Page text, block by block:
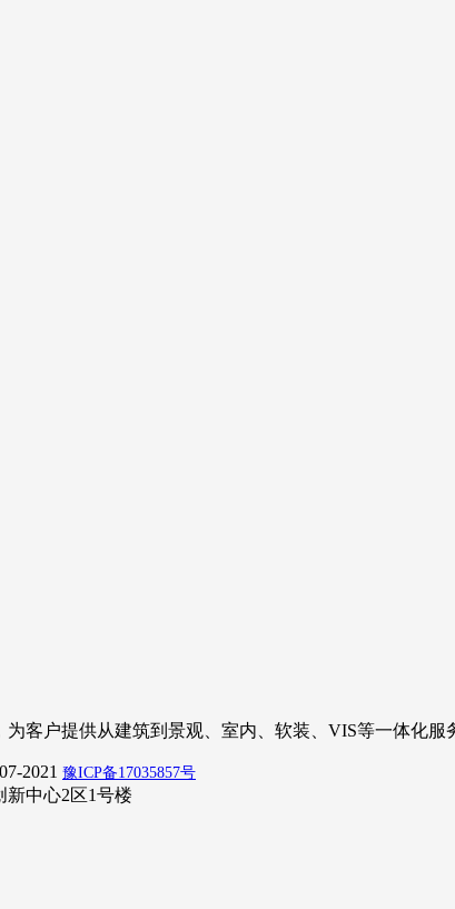
客户提供从建筑到景观、室内、软装、VIS等一体化服
2021 豫ICP备17035857号
中心2区1号楼